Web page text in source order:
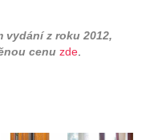
vydání z roku 2012,
cenu zde